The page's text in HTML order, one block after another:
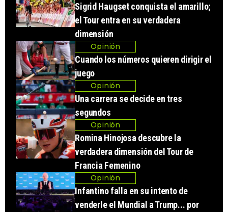
Sigrid Haugset conquista el amarillo;
el Tour entra en su verdadera
dimensión
Opinión
Cuando los números quieren dirigir el
juego
Opinión
Una carrera se decide en tres
segundos
Opinión
Romina Hinojosa descubre la
verdadera dimensión del Tour de
Francia Femenino
Opinión
Infantino falla en su intento de
venderle el Mundial a Trump... por